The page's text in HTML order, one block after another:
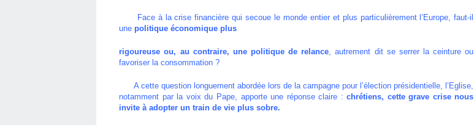
Face à la crise financière qui secoue le monde entier et plus particulièrement l’Europe, faut-il
unepolitique économique plus
rigoureuse ou, au contraire, une politique de relance , autrement dit se serrer la ceinture ou
favoriser la consommation ?
A cette question longuement abordée lors de la campagne pour l’élection présidentielle, l’Eglise,
notamment par la voix du Pape, apporte une réponse claire :chrétiens, cette grave crise nous
invite à adopter un train de vie plus sobre.